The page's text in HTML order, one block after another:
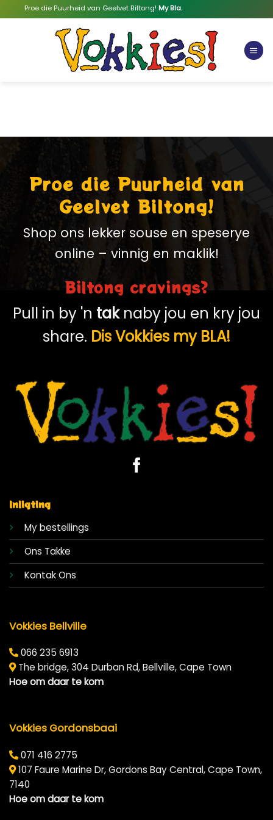
to
Proe die Puurheid van Geelvet Biltong!My Bla.
Proe die Puurheid van
Geelvet Biltong!
Shop ons lekker souse en speserye
online – vinnig en maklik!
Biltong cravings?
Pull in by 'n taknaby jou en kry jou
share. Dis Vokkies my BLA!
Inligting
My bestellings
Ons Takke
Kontak Ons
Vokkies Bellville
066 235 6913
The bridge, 304 Durban Rd, Bellville, Cape Town
Hoe om daar te kom
Vokkies Gordonsbaai
071 416 2775
107 Faure Marine Dr, Gordons Bay Central, Cape Town,
7140
Hoe om daar te kom